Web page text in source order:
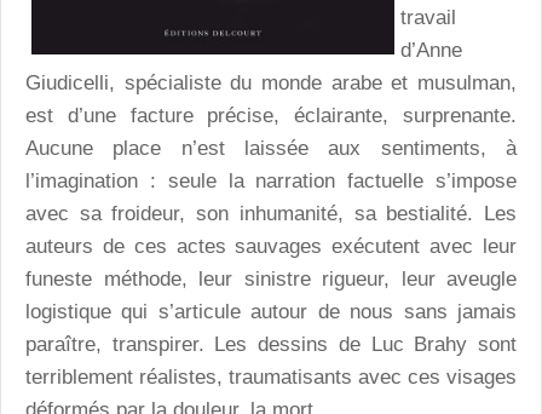
travail
d’Anne
Giudicelli, spécialiste du monde arabe et musulman,
est d’une facture précise, éclairante, surprenante.
Aucune place n’est laissée aux sentiments, à
l’imagination : seule la narration factuelle s’impose
avec sa froideur, son inhumanité, sa bestialité. Les
auteurs de ces actes sauvages exécutent avec leur
funeste méthode, leur sinistre rigueur, leur aveugle
logistique qui s’articule autour de nous sans jamais
paraître, transpirer. Les dessins de Luc Brahy sont
terriblement réalistes, traumatisants avec ces visages